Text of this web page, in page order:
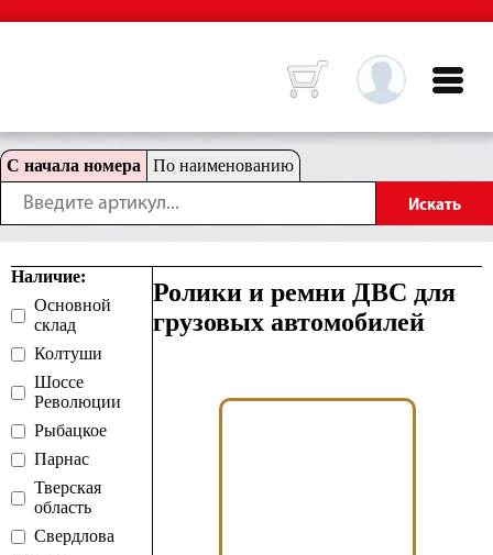
С начала номера По наименованию
Наличие:
Основной
склад
Колтуши
Шоссе
Революции
Рыбацкое
Парнас
Тверская
область
Свердлова
Ролики и ремни ДВС для
грузовых автомобилей